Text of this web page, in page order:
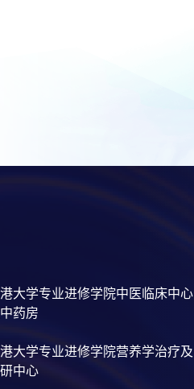
大学专业进修学院中医临床中心
药房
大学专业进修学院营养学治疗及
中心